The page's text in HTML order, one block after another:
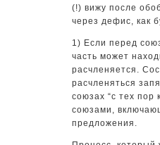
(!) вижу после
через дефис, как
1) Если перед
часть может
расчленяется.
расчленяться
союзах “с тех пор
союзами,
предложения.